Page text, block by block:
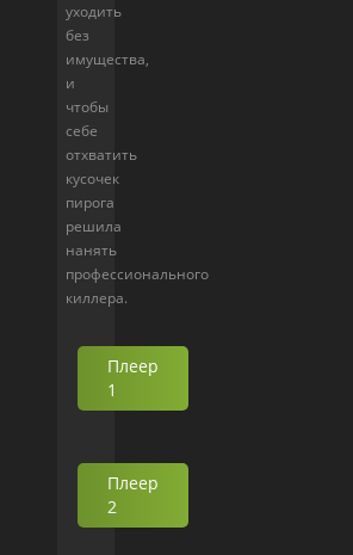
уходить
без
имущества,
и
чтобы
себе
отхватить
кусочек
пирога
решила
нанять
профессионального
киллера.
Плеер
1
Плеер
2